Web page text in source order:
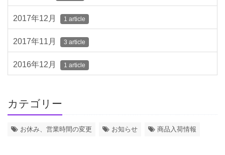
2017年12月 1 article
2017年11月 3 article
2016年12月 1 article
カテゴリー
お休み、営業時間の変更 お知らせ 商品入荷情報